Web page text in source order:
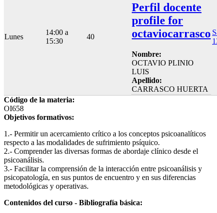
Lunes
14:00 a
15:30
40
Perfil docente
profile for
octaviocarrasco
Nombre:
OCTAVIO PLINIO
LUIS
Apellido:
CARRASCO HUERTA
Código de la materia:
OI658
Objetivos formativos:
1.- Permitir un acercamiento crítico a los conceptos psicoanalíticos
respecto a las modalidades de sufrimiento psíquico.
2.- Comprender las diversas formas de abordaje clínico desde el
psicoanálisis.
3.- Facilitar la comprensión de la interacción entre psicoanálisis y
psicopatología, en sus puntos de encuentro y en sus diferencias
metodológicas y operativas.
Contenidos del curso - Bibliografía básica: